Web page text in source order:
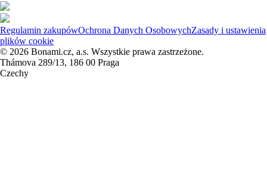
Regulamin zakupówOchrona Danych OsobowychZasady i ustawienia
plików cookie
© 2026 Bonami.cz, a.s. Wszystkie prawa zastrzeżone.
Thámova 289/13, 186 00 Praga
Czechy